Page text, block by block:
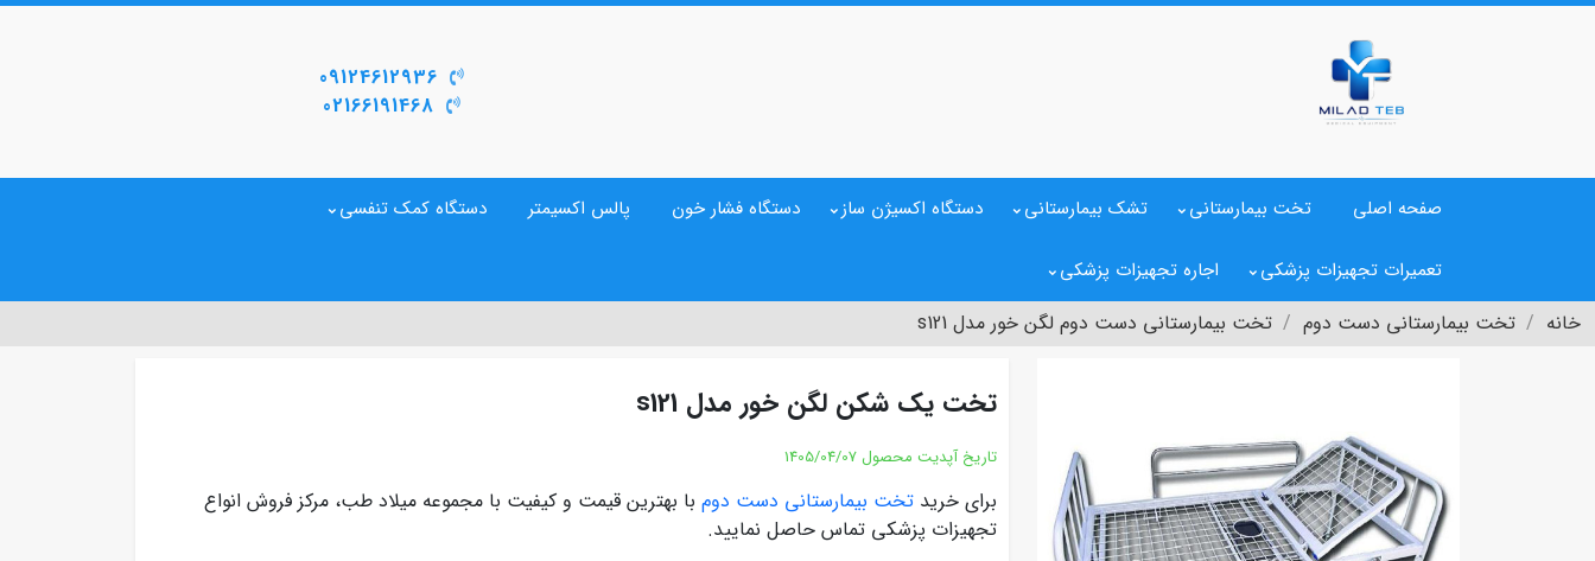
09124612936
02166191468
صفحه اصلی تخت بیمارستانی تشک بیمارستانی دستگاه اکسیژن ساز دستگاه فشار خون پالس اکسیمتر دستگاه کمک تنفسی
تعمیرات تجهیزات پزشکی اجاره تجهیزات پزشکی
خانه تخت بیمارستانی دست دوم تخت بیمارستانی دست دوم لگن خور مدل s121
تخت یک شکن لگن خور مدل s121
تاریخ آپدیت محصول 1405/04/07
برای خرید تخت بیمارستانی دست دوم با بهترین قیمت و کیفیت با مجموعه میلاد طب، مرکز فروش انواع
تجهیزات پزشکی تماس حاصل نمایید.